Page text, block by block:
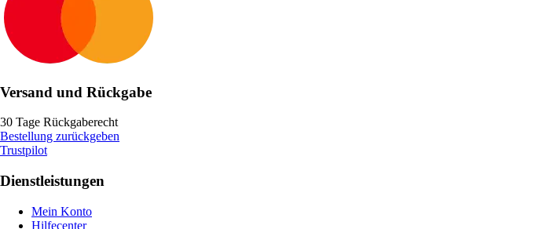
Versand und Rückgabe
30 Tage Rückgaberecht
Bestellung zurückgeben
Trustpilot
Dienstleistungen
Mein Konto
Hilfecenter